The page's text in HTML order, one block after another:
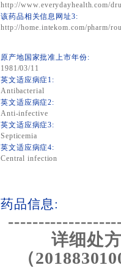
http://www.everydayhealth.com/
该药品相关信息网址3:
http://home.intekom.com/pharm/
原产地国家批准上市年份:
1981/03/11
英文适应病症1:
Antibacterial
英文适应病症2:
Anti-infective
英文适应病症3:
Septicemia
英文适应病症4:
Central infection
药品信息:
详细处
（